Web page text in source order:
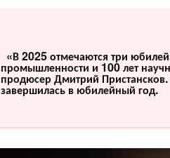
«В 2025 отмечаются три
промышленности и 100 лет
продюсер Дмитрий
завершилась в юбилейный год.